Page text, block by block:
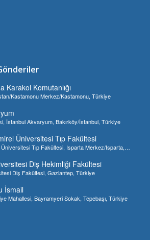
Karakol Komutanlığı
Kastamonu Merkez/Kastamonu, Türkiye
İstanbul Akvaryum, Bakırköy/İstanbul, Türkiye
Üniversitesi Tıp Fakültesi
Tıp Fakültesi, Isparta Merkez/Isparta,
Diş Hekimliği Fakültesi
Diş Fakültesi, Gaziantep, Türkiye
İsmail
Mahallesi, Bayramyeri Sokak, Tepebaşı, Türkiye